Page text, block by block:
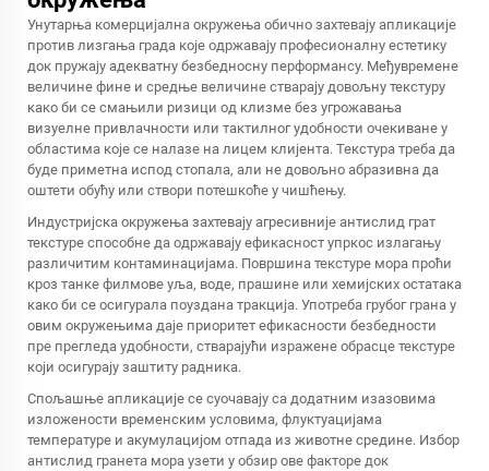
Унутарња комерцијална окружења обично захтевају апликације
против лизгања града које одржавају професионалну естетику
док пружају адекватну безбедносну перформансу. Међувремене
величине фине и средње величине стварају довољну текстуру
како би се смањили ризици од клизме без угрожавања
визуелне привлачности или тактилног удобности очекиване у
областима које се налазе на лицем клијента. Текстура треба да
буде приметна испод стопала, али не довољно абразивна да
оштети обућу или створи потешкоће у чишћењу.
Индустријска окружења захтевају агресивније антислид грат
текстуре способне да одржавају ефикасност упркос излагању
различитим контаминацијама. Површина текстуре мора проћи
кроз танке филмове уља, воде, прашине или хемијских остатака
како би се осигурала поуздана тракција. Употреба грубог грана у
овим окружењима даје приоритет ефикасности безбедности
пре прегледа удобности, стварајући изражене обрасце текстуре
који осигурају заштиту радника.
Спољашње апликације се суочавају са додатним изазовима
изложености временским условима, флуктуацијама
температуре и акумулацијом отпада из животне средине. Избор
антислид гранета мора узети у обзир ове факторе док